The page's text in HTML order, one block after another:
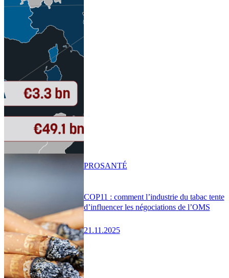
COP11 : comment l’industrie du tabac tente
d’influencer les négociations de l’OMS
21.11.2025
PROSANTÉ